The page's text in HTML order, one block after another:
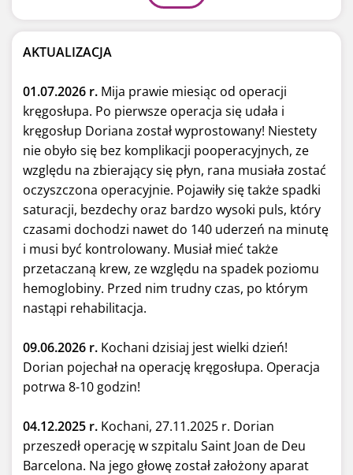
AKTUALIZACJA
01.07.2026 r. Mija prawie miesiąc od operacji
kręgosłupa. Po pierwsze operacja się udała i
kręgosłup Doriana został wyprostowany! Niestety
nie obyło się bez komplikacji pooperacyjnych, ze
względu na zbierający się płyn, rana musiała zostać
oczyszczona operacyjnie. Pojawiły się także spadki
saturacji, bezdechy oraz bardzo wysoki puls, który
czasami dochodzi nawet do 140 uderzeń na minutę
i musi być kontrolowany. Musiał mieć także
przetaczaną krew, ze względu na spadek poziomu
hemoglobiny. Przed nim trudny czas, po którym
nastąpi rehabilitacja.
09.06.2026 r. Kochani dzisiaj jest wielki dzień!
Dorian pojechał na operację kręgosłupa. Operacja
potrwa 8-10 godzin!
04.12.2025 r. Kochani, 27.11.2025 r. Dorian
przeszedł operację w szpitalu Saint Joan de Deu
Barcelona. Na jego głowę został założony aparat